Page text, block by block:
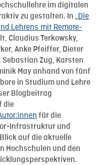
im digitalen
zu gestalten. In „Die
Lehrens mit Remote-
Claudius Terkowsky,
Anke Pfeiffer, Dieter
Zug, Karsten
May anhand von fünf
in Studium und Lehre
Blogbeitrag
die
für die
Infrastruktur und
auf die aktuelle
Hochschulen und den